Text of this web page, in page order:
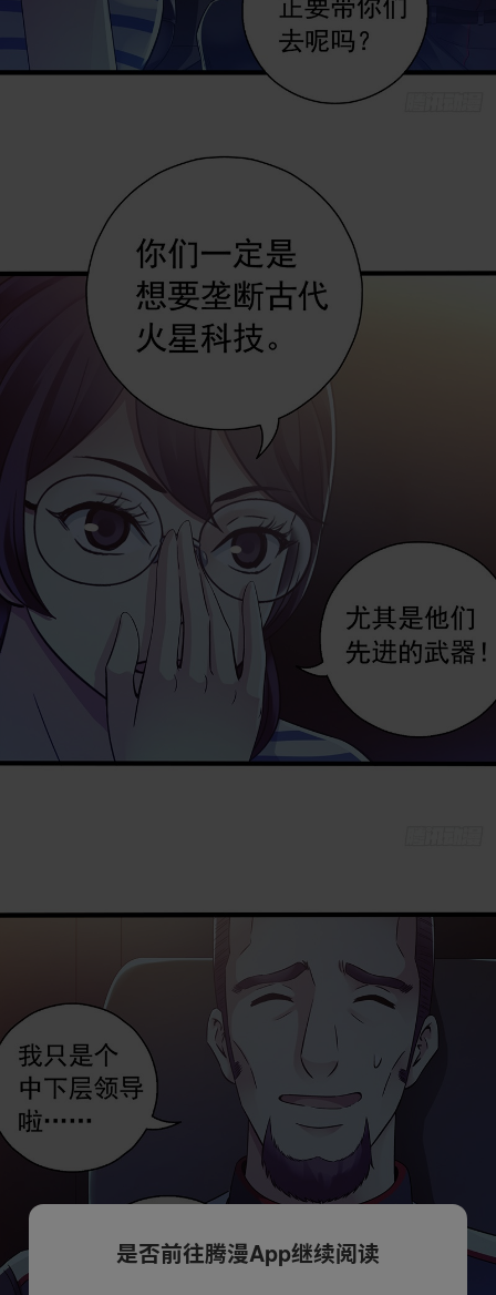
是否前往腾漫App继续阅读